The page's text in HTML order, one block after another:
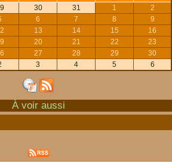
30 31 1
2
6 7 8
9
13 14 15
16
20 21 22
23
27 28 29
30
3 4 5 6
À voir aussi